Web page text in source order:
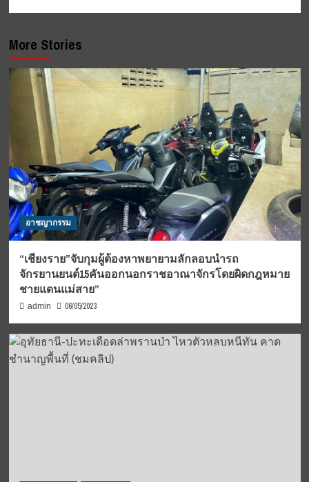
More Stories
อาชญากรรม
“เชียงราย”จับกุมผู้ต้องหาพยายามลักลอบนำรถ
จักรยานยนต์15คันออกนอกราชอาณาจักรโดยผิดกฎหมาย
ชายแดนแม่สาย”
admin 06/05/2023